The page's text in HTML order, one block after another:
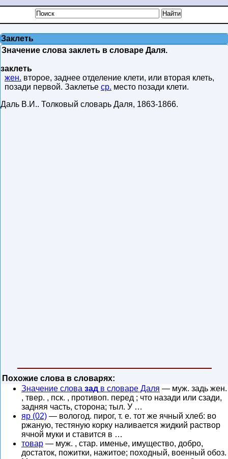
Заклеть
Значение слова заклеть в словаре Даля.
заклеть
жен. второе, заднее отделение клети, или вторая клеть,
позади первой. Заклетье ср. место позади клети.
Даль В.И.. Толковый словарь Даля, 1863-1866.
Похожие слова в словарях:
Значение слова зад в словаре Даля — муж. задь жен.
, твер. , пск. , противоп. перед ; что назади или сзади,
задняя часть, сторона; тыл. У …
яр (02) — вологод. пирог, т. е. тот же ячный хлеб: во
ржаную, тестяную корку наливается жидкий раствор
ячной муки и ставится в …
товар — муж. , стар. именье, имущество, добро,
достаток, пожитки, нажитое; походный, военный обоз.